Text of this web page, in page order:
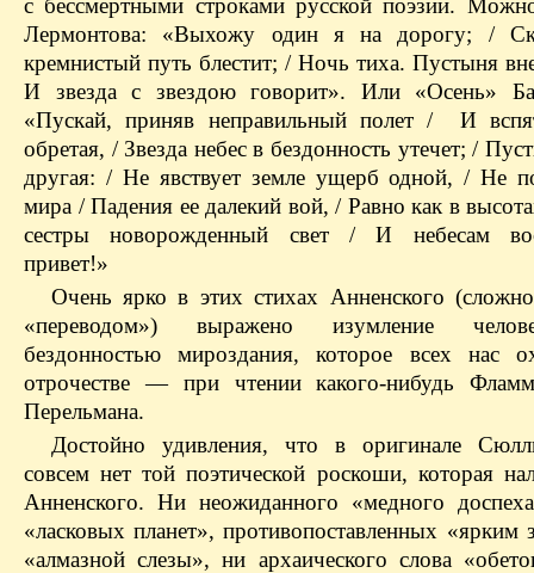
с бессмертными строками русской поэзии.
Лермонтова: «Выхожу один я на дорогу; /
кремнистый путь блестит; / Ночь тиха. Пустыня
И звезда с звездою говорит». Или «Осень»
«Пускай, приняв неправильный полет / И
обретая, / Звезда небес в бездонность утечет; /
другая: / Не явствует земле ущерб одной, / Не
мира / Падения ее далекий вой, / Равно как в
сестры новорожденный свет / И небесам
привет!»
Очень ярко в этих стихах Анненского
«переводом») выражено изумление
бездонностью мироздания, которое всех нас
отрочестве — при чтении какого-нибудь
Перельмана.
Достойно удивления, что в оригинале
совсем нет той поэтической роскоши, которая
Анненского. Ни неожиданного «медного
«ласковых планет», противопоставленных «ярким
«алмазной слезы», ни архаического слова